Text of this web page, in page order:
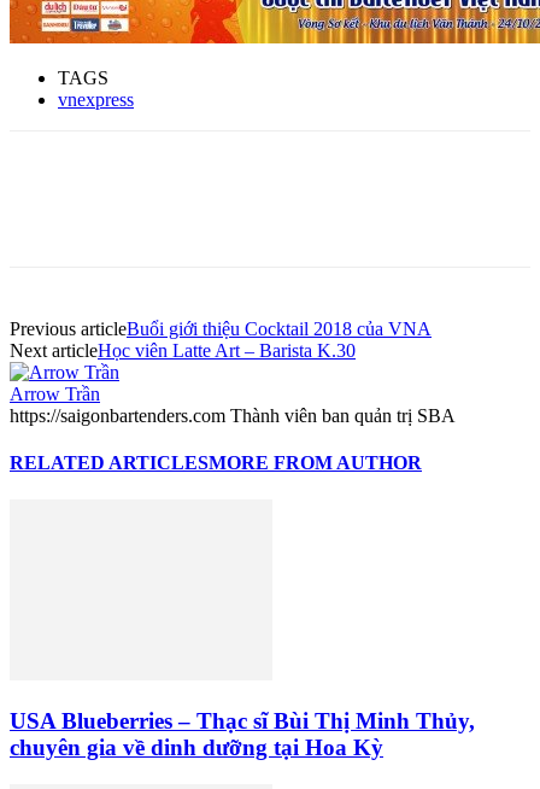
TAGS
vnexpress
Previous articleBuổi giới thiệu Cocktail 2018 của VNA
Next articleHọc viên Latte Art – Barista K.30
Arrow Trần
https://saigonbartenders.com Thành viên ban quản trị SBA
RELATED ARTICLESMORE FROM AUTHOR
USA Blueberries – Thạc sĩ Bùi Thị Minh Thủy,
chuyên gia về dinh dưỡng tại Hoa Kỳ